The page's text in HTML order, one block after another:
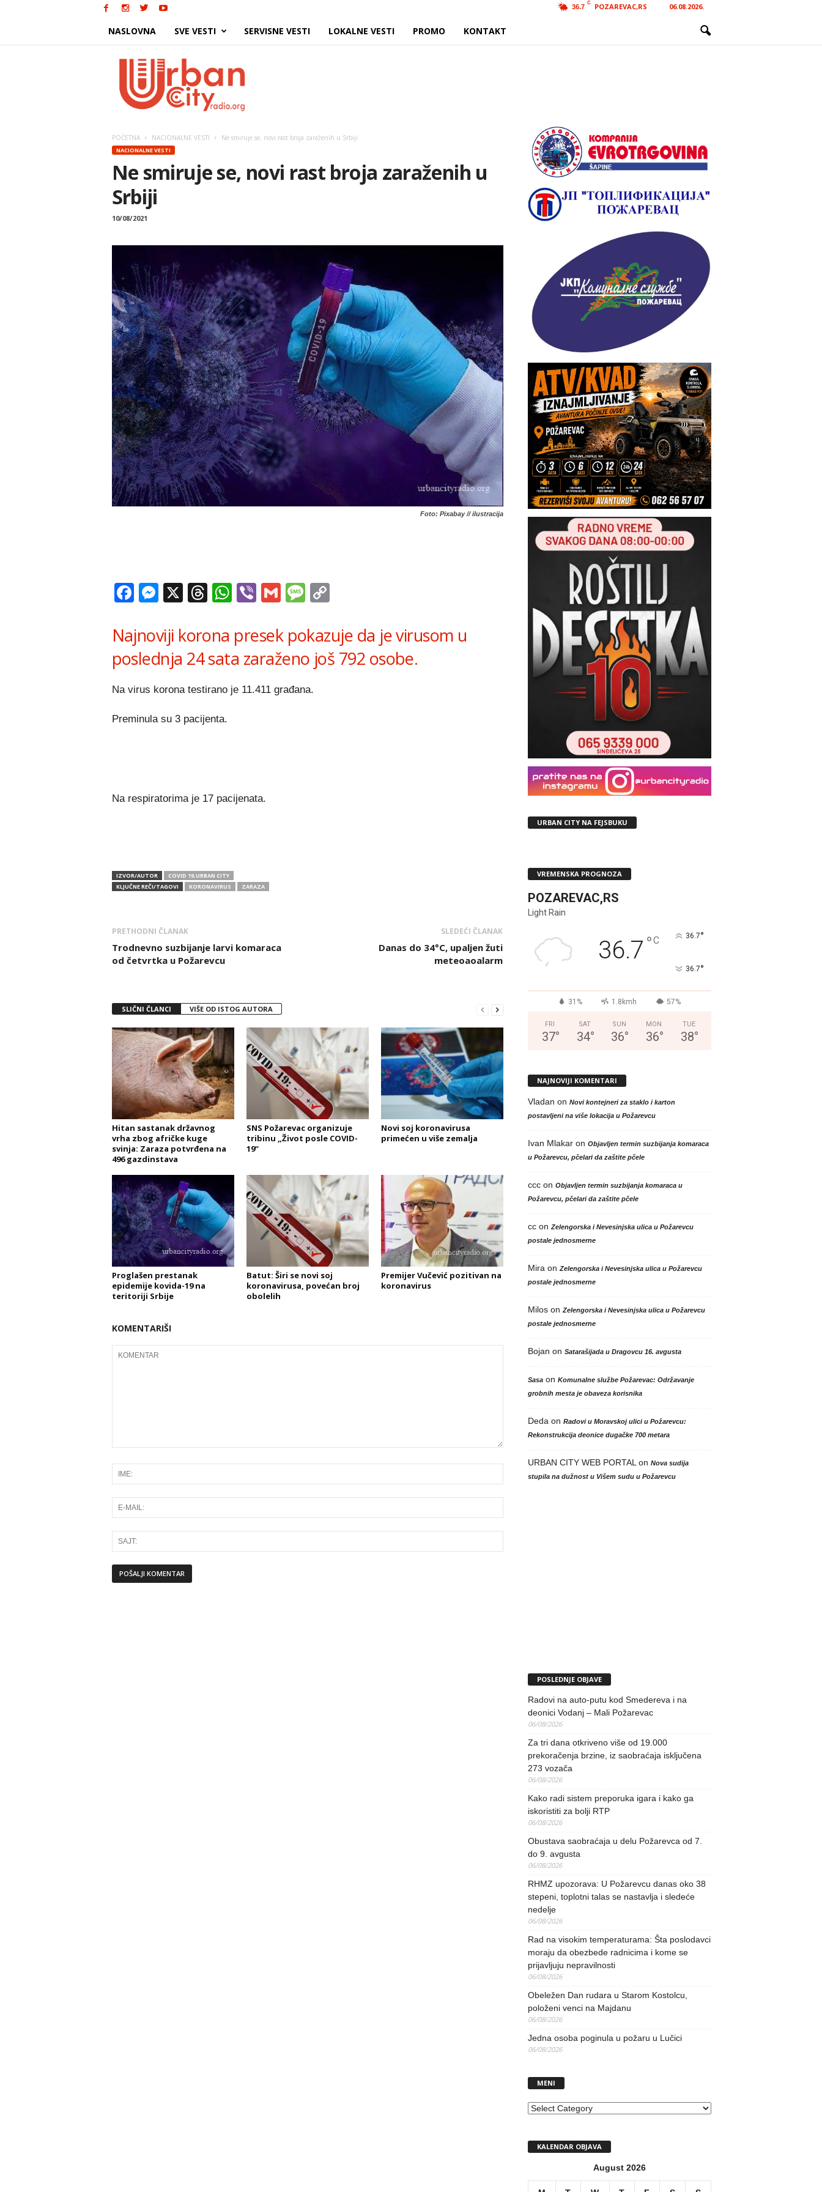
36.7
C POZAREVAC,RS 06.08.2026.
NASLOVNA SVE VESTI SERVISNE VESTI LOKALNE VESTI PROMO KONTAKT
POČETNA NACIONALNE VESTI Ne smiruje se, novi rast broja zaraženih u Srbiji
NACIONALNE VESTI
Ne smiruje se, novi rast broja zaraženih u
Srbiji
10/08/2021
Foto: Pixabay // ilustracija
Facebook
Messenger
X Threads
WhatsApp
ViberGmailMessage
Najnoviji korona presek pokazuje da je virusom u
poslednja 24 sata zaraženo još 792 osobe.
Na virus korona testirano je 11.411 građana.
Preminula su 3 pacijenta.
Na respiratorima je 17 pacijenata.
IZVOR/AUTOR
COVID 19,URBAN CITY
KLJUČNE REČI/TAGOVI
KORONAVIRUS ZARAZA
PRETHODNI ČLANAK
Trodnevno suzbijanje larvi komaraca
od četvrtka u Požarevcu
SLEDEĆI ČLANAK
Danas do 34°C, upaljen žuti
meteoaoalarm
SLIČNI ČLANCI VIŠE OD ISTOG AUTORA
Hitan sastanak državnog
vrha zbog afričke kuge
svinja: Zaraza potvrđena na
496 gazdinstava
SNS Požarevac organizuje
tribinu „Život posle COVID-
19“
Novi soj koronavirusa
primećen u više zemalja
Proglašen prestanak
epidemije kovida-19 na
teritoriji Srbije
Batut: Širi se novi soj
koronavirusa, povećan broj
obolelih
Premijer Vučević pozitivan na
koronavirus
KOMENTARIŠI
URBAN CITY NA FEJSBUKU
VREMENSKA PROGNOZA
POZAREVAC,RS
Light Rain
36.7 °C 36.7°
36.7°
31% 1.8kmh 57%
FRI
37°
SAT
34°
SUN
36°
MON
36°
TUE
38°
NAJNOVIJI KOMENTARI
Vladan on Novi kontejneri za staklo i karton
postavljeni na više lokacija u Požarevcu
Ivan Mlakaron Objavljen termin suzbijanja komaraca
u Požarevcu, pčelari da zaštite pčele
cccon Objavljen termin suzbijanja komaraca u
Požarevcu, pčelari da zaštite pčele
ccon Zelengorska i Nevesinjska ulica u Požarevcu
postale jednosmerne
Mira on Zelengorska i Nevesinjska ulica u Požarevcu
postale jednosmerne
Miloson Zelengorska i Nevesinjska ulica u Požarevcu
postale jednosmerne
Bojan on Satarašijada u Dragovcu 16. avgusta
Sasaon Komunalne službe Požarevac: Održavanje
grobnih mesta je obaveza korisnika
Deda on Radovi u Moravskoj ulici u Požarevcu:
Rekonstrukcija deonice dugačke 700 metara
URBAN CITY WEB PORTAL on Nova sudija
stupila na dužnost u Višem sudu u Požarevcu
POSLEDNJE OBJAVE
Radovi na auto-putu kod Smedereva i na
deonici Vodanj – Mali Požarevac
06/08/2026
Za tri dana otkriveno više od 19.000
prekoračenja brzine, iz saobraćaja isključena
273 vozača
06/08/2026
Kako radi sistem preporuka igara i kako ga
iskoristiti za bolji RTP
06/08/2026
Obustava saobraćaja u delu Požarevca od 7.
do 9. avgusta
06/08/2026
RHMZ upozorava: U Požarevcu danas oko 38
stepeni, toplotni talas se nastavlja i sledeće
nedelje
06/08/2026
Rad na visokim temperaturama: Šta poslodavci
moraju da obezbede radnicima i kome se
prijavljuju nepravilnosti
06/08/2026
Obeležen Dan rudara u Starom Kostolcu,
položeni venci na Majdanu
06/08/2026
Jedna osoba poginula u požaru u Lučici
06/08/2026
MENI
MENI
KALENDAR OBJAVA
August 2026